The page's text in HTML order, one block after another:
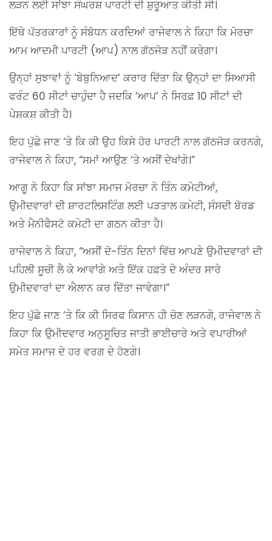
ਲੜਨ ਲਈ ਸਾਂਝਾ ਸੰਘਰਸ਼ ਪਾਰਟੀ ਦੀ ਸ਼ੁਰੂਆਤ ਕੀਤੀ ਸੀ।
ਇੱਥੇ ਪੱਤਰਕਾਰਾਂ ਨੂੰ ਸੰਬੋਧਨ ਕਰਦਿਆਂ ਰਾਜੇਵਾਲ ਨੇ ਕਿਹਾ ਕਿ ਮੋਰਚਾ
ਆਮ ਆਦਮੀ ਪਾਰਟੀ (ਆਪ) ਨਾਲ ਗੱਠਜੋੜ ਨਹੀਂ ਕਰੇਗਾ।
ਉਨ੍ਹਾਂ ਸੁਝਾਵਾਂ ਨੂੰ ‘ਬੇਬੁਨਿਆਦ’ ਕਰਾਰ ਦਿੱਤਾ ਕਿ ਉਨ੍ਹਾਂ ਦਾ ਸਿਆਸੀ
ਫਰੰਟ 60 ਸੀਟਾਂ ਚਾਹੁੰਦਾ ਹੈ ਜਦਕਿ ‘ਆਪ’ ਨੇ ਸਿਰਫ਼ 10 ਸੀਟਾਂ ਦੀ
ਪੇਸ਼ਕਸ਼ ਕੀਤੀ ਹੈ।
ਇਹ ਪੁੱਛੇ ਜਾਣ ‘ਤੇ ਕਿ ਕੀ ਉਹ ਕਿਸੇ ਹੋਰ ਪਾਰਟੀ ਨਾਲ ਗੱਠਜੋੜ ਕਰਨਗੇ,
ਰਾਜੇਵਾਲ ਨੇ ਕਿਹਾ, “ਸਮਾਂ ਆਉਣ ‘ਤੇ ਅਸੀਂ ਦੇਖਾਂਗੇ।”
ਆਗੂ ਨੇ ਕਿਹਾ ਕਿ ਸਾਂਝਾ ਸਮਾਜ ਮੋਰਚਾ ਨੇ ਤਿੰਨ ਕਮੇਟੀਆਂ,
ਉਮੀਦਵਾਰਾਂ ਦੀ ਸ਼ਾਰਟਲਿਸਟਿੰਗ ਲਈ ਪੜਤਾਲ ਕਮੇਟੀ, ਸੰਸਦੀ ਬੋਰਡ
ਅਤੇ ਮੈਨੀਫੈਸਟੋ ਕਮੇਟੀ ਦਾ ਗਠਨ ਕੀਤਾ ਹੈ।
ਰਾਜੇਵਾਲ ਨੇ ਕਿਹਾ, “ਅਸੀਂ ਦੋ-ਤਿੰਨ ਦਿਨਾਂ ਵਿੱਚ ਆਪਣੇ ਉਮੀਦਵਾਰਾਂ ਦੀ
ਪਹਿਲੀ ਸੂਚੀ ਲੈ ਕੇ ਆਵਾਂਗੇ ਅਤੇ ਇੱਕ ਹਫ਼ਤੇ ਦੇ ਅੰਦਰ ਸਾਰੇ
ਉਮੀਦਵਾਰਾਂ ਦਾ ਐਲਾਨ ਕਰ ਦਿੱਤਾ ਜਾਵੇਗਾ।”
ਇਹ ਪੁੱਛੇ ਜਾਣ ‘ਤੇ ਕਿ ਕੀ ਸਿਰਫ ਕਿਸਾਨ ਹੀ ਚੋਣ ਲੜਨਗੇ, ਰਾਜੇਵਾਲ ਨੇ
ਕਿਹਾ ਕਿ ਉਮੀਦਵਾਰ ਅਨੁਸੂਚਿਤ ਜਾਤੀ ਭਾਈਚਾਰੇ ਅਤੇ ਵਪਾਰੀਆਂ
ਸਮੇਤ ਸਮਾਜ ਦੇ ਹਰ ਵਰਗ ਦੇ ਹੋਣਗੇ।